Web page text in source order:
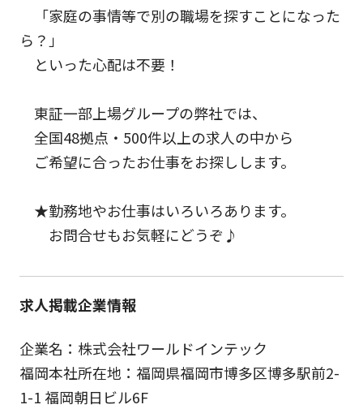
「家庭の事情等で別の職場を探すことになった
ら？」
といった心配は不要！
東証一部上場グループの弊社では、
全国48拠点・500件以上の求人の中から
ご希望に合ったお仕事をお探しします。
★勤務地やお仕事はいろいろあります。
お問合せもお気軽にどうぞ♪
求人掲載企業情報
企業名：株式会社ワールドインテック
福岡本社所在地：福岡県福岡市博多区博多駅前2-
1-1 福岡朝日ビル6F